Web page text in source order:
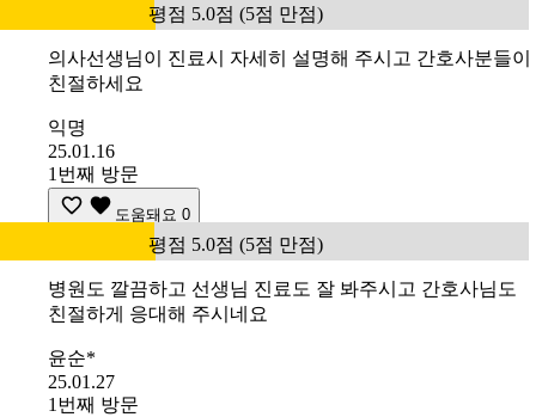
평점 5.0점 (5점 만점)
의사선생님이 진료시 자세히 설명해 주시고 간호사분들이
친절하세요
익명
25.01.16
1번째 방문
도움돼요 0
평점 5.0점 (5점 만점)
병원도 깔끔하고 선생님 진료도 잘 봐주시고 간호사님도
친절하게 응대해 주시네요
윤순*
25.01.27
1번째 방문